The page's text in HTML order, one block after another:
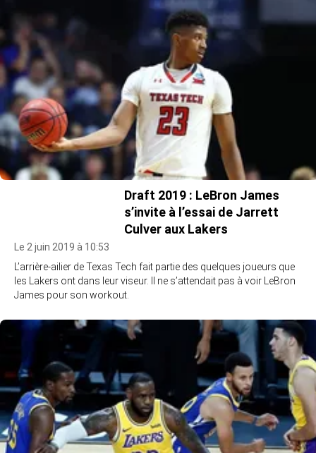
Draft 2019 : LeBron James
s’invite à l’essai de Jarrett
Culver aux Lakers
Le 2 juin 2019 à 10:53
L’arrière-ailier de Texas Tech fait partie des quelques joueurs que
les Lakers ont dans leur viseur. Il ne s’attendait pas à voir LeBron
James pour son workout.